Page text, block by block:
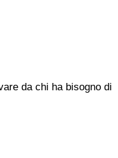
da chi ha bisogno di